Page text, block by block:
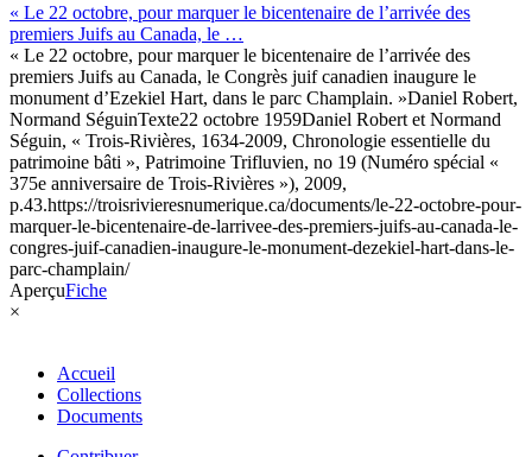
« Le 22 octobre, pour marquer le bicentenaire de l’arrivée des
premiers Juifs au Canada, le …
« Le 22 octobre, pour marquer le bicentenaire de l’arrivée des
premiers Juifs au Canada, le Congrès juif canadien inaugure le
monument d’Ezekiel Hart, dans le parc Champlain. »Daniel Robert,
Normand SéguinTexte22 octobre 1959Daniel Robert et Normand
Séguin, « Trois-Rivières, 1634-2009, Chronologie essentielle du
patrimoine bâti », Patrimoine Trifluvien, no 19 (Numéro spécial «
375e anniversaire de Trois-Rivières »), 2009,
p.43.https://troisrivieresnumerique.ca/documents/le-22-octobre-pour-
marquer-le-bicentenaire-de-larrivee-des-premiers-juifs-au-canada-le-
congres-juif-canadien-inaugure-le-monument-dezekiel-hart-dans-le-
parc-champlain/
AperçuFiche
×
Accueil
Collections
Documents